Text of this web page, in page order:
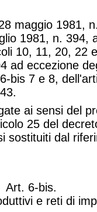
maggio 1981,
1981, n. 394,
10, 11, 20, 22
ad eccezione
bis7 e 8,
ai sensi del
25 del
sostituiti dal
Art. 6-bis.
e reti di